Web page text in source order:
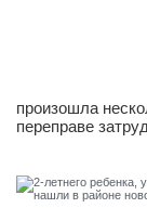
произошла
переправе